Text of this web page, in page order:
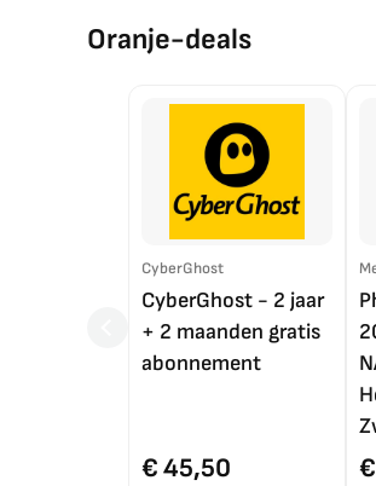
Oranje-deals
CyberGhost
CyberGhost - 2 jaar
+ 2 maanden gratis
abonnement
€ 45,50